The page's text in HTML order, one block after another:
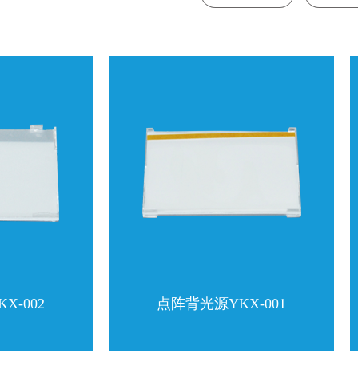
点阵背光源YKX-001